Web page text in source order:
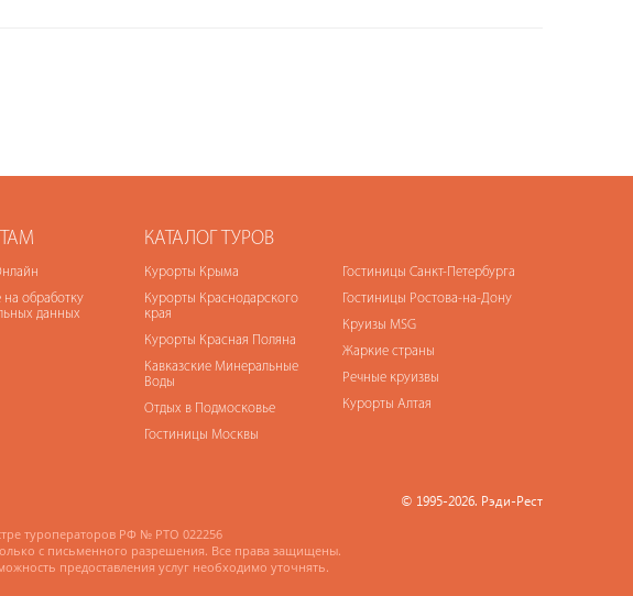
на обработку
данных
КАТАЛОГ ТУРОВ
Курорты Крыма
Курорты Краснодарского
края
Курорты Красная Поляна
Кавказские Минеральные
Воды
Отдых в Подмосковье
Гостиницы Москвы
Гостиницы Санкт-Петербурга
Гостиницы Ростова-на-Дону
Круизы MSG
Жаркие страны
Речные круизвы
Курорты Алтая
© 1995-2026. Рэди-Рест
туроператоров РФ № РТО 022256
с письменного разрешения. Все права защищены.
предоставления услуг необходимо уточнять.